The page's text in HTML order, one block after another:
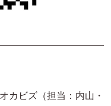
カビズ（担当：内山・